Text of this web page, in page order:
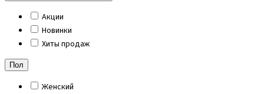
Акции
Новинки
Хиты продаж
Пол
Женский